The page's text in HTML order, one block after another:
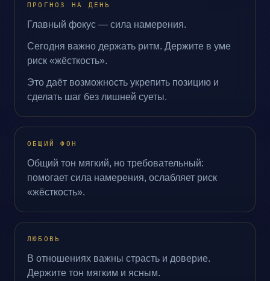
ПРОГНОЗ НА ДЕНЬ
Главный фокус — сила намерения.
Сегодня важно держать ритм. Держите в уме
риск «жёсткость».
Это даёт возможность укрепить позицию и
сделать шаг без лишней суеты.
ОБЩИЙ ФОН
Общий тон мягкий, но требовательный:
помогает сила намерения, ослабляет риск
«жёсткость».
ЛЮБОВЬ
В отношениях важны страсть и доверие.
Держите тон мягким и ясным.